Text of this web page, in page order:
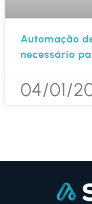
Automação
necessário
04/01/